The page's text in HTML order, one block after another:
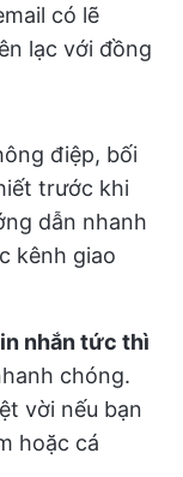
có lẽ
lạc với đồng
điệp, bối
trước khi
dẫn nhanh
kênh giao
nhắn tức thì
chóng.
vời nếu bạn
hoặc cá